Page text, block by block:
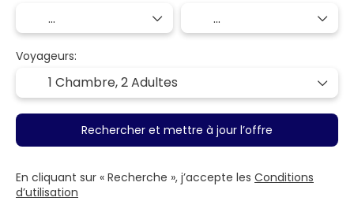
Voyageurs:
1 Chambre,2 Adultes
Rechercher et mettre à jour l’offre
En cliquant sur « Recherche », j’accepte les Conditions
d’utilisation